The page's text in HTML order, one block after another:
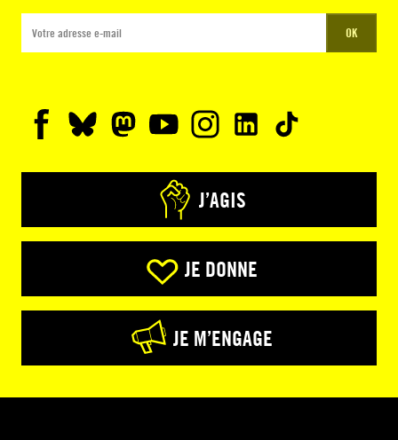
OK
J’AGIS
JE DONNE
JE M’ENGAGE